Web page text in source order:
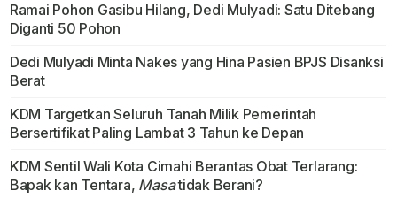
Ramai Pohon Gasibu Hilang, Dedi Mulyadi: Satu Ditebang
Diganti 50 Pohon
Dedi Mulyadi Minta Nakes yang Hina Pasien BPJS Disanksi
Berat
KDM Targetkan Seluruh Tanah Milik Pemerintah
Bersertifikat Paling Lambat 3 Tahun ke Depan
KDM Sentil Wali Kota Cimahi Berantas Obat Terlarang:
Bapak kan Tentara, Masatidak Berani?